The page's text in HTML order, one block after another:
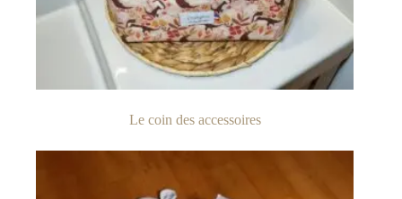
Le coin des accessoires